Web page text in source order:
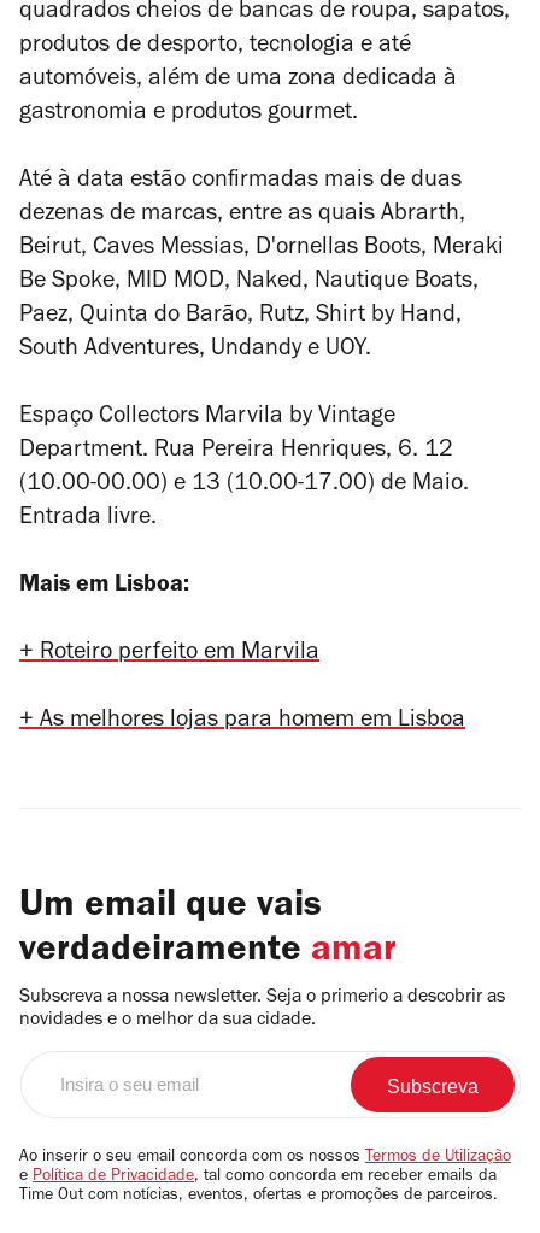
quadrados cheios de bancas de roupa, sapatos,
produtos de desporto, tecnologia e até
automóveis, além de uma zona dedicada à
gastronomia e produtos gourmet.
Até à data estão confirmadas mais de duas
dezenas de marcas, entre as quais Abrarth,
Beirut, Caves Messias, D'ornellas Boots, Meraki
Be Spoke, MID MOD, Naked, Nautique Boats,
Paez, Quinta do Barão, Rutz, Shirt by Hand,
South Adventures, Undandy e UOY.
Espaço Collectors Marvila by Vintage
Department. Rua Pereira Henriques, 6. 12
(10.00-00.00) e 13 (10.00-17.00) de Maio.
Entrada livre.
Mais em Lisboa:
+ Roteiro perfeito em Marvila
+ As melhores lojas para homem em Lisboa
Um email que vais
verdadeiramente amar
Subscreva a nossa newsletter. Seja o primerio a descobrir as
novidades e o melhor da sua cidade.
email
Ao inserir o seu email concorda com os nossos Termos de Utilização
e Política de Privacidade, tal como concorda em receber emails da
Time Out com notícias, eventos, ofertas e promoções de parceiros.